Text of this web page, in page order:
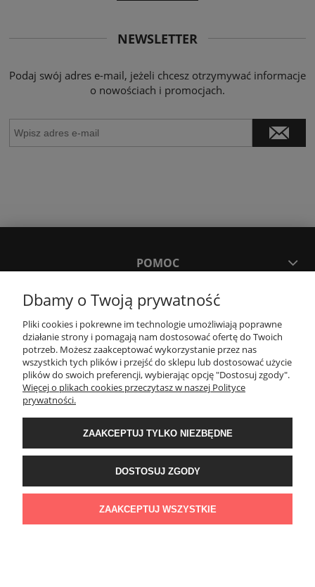
NEWSLETTER
Podaj swój adres e-mail, jeżeli chcesz otrzymywać informacje
o nowościach i promocjach.
POMOC
MOJE KONTO
PŁATNOŚCI I DOSTAWA
KONTAKT
Wyposażenie łazienek Łazienki.eco | Pawła 23, 41-708 Ruda Śląska | E-mail:
sklep@lazienki.eco | Tel.: 600 012 164 lub 600 012 159 | TGS Przemysław
Stoń | NIP: 6312213594 | REGON: 276403698
Dbamy o Twoją prywatność
Pliki cookies i pokrewne im technologie umożliwiają poprawne
działanie strony i pomagają nam dostosować ofertę do Twoich
potrzeb. Możesz zaakceptować wykorzystanie przez nas
wszystkich tych plików i przejść do sklepu lub dostosować użycie
plików do swoich preferencji, wybierając opcję "Dostosuj zgody".
Więcej o plikach cookies przeczytasz w naszej Polityce
prywatności.
ZAAKCEPTUJ TYLKO NIEZBĘDNE
DOSTOSUJ ZGODY
ZAAKCEPTUJ WSZYSTKIE